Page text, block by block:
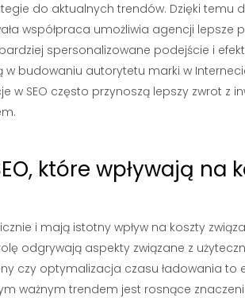
do aktualnych trendów. Dzięki temu
współpraca umożliwia agencji
spersonalizowane podejście i
w budowaniu autorytetu marki w
w SEO często przynoszą lepszy zwrot z
które wpływają na
i mają istotny wpływ na koszty
odgrywają aspekty związane z
czy optymalizacja czasu ładowania
ważnym trendem jest rosnące